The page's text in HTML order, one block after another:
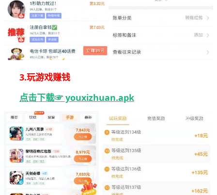
3.玩游戏赚钱
点击下载☞ youxizhuan.apk